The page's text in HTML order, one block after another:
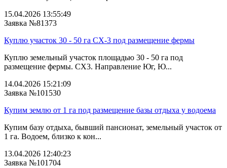
15.04.2026 13:55:49
Заявка №81373
Куплю участок 30 - 50 га СХ-3 под размещение фермы
Куплю земельный участок площадью 30 - 50 га под
размещение фермы. СХ3. Направление Юг, Ю...
14.04.2026 15:21:09
Заявка №101530
Купим землю от 1 га под размещение базы отдыха у водоема
Купим базу отдыха, бывший пансионат, земельный участок от
1 га. Водоем, близко к кон...
13.04.2026 12:40:23
Заявка №101704